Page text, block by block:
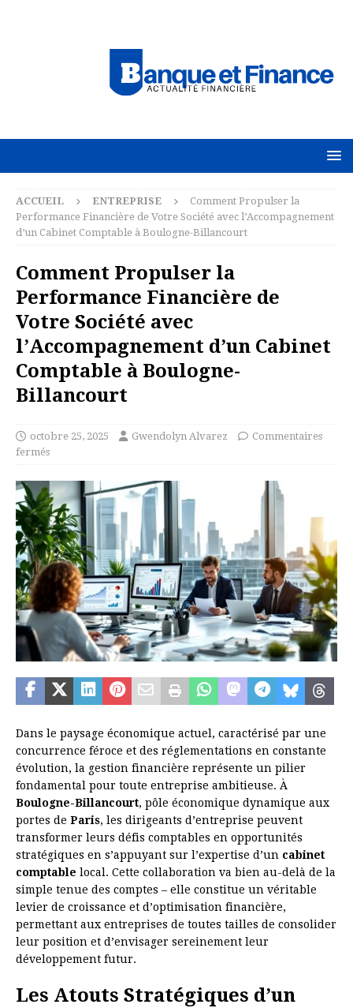
ACCUEIL ENTREPRISE
Comment Propulser la
Performance Financière de Votre Société avec l’Accompagnement
d’un Cabinet Comptable à Boulogne-Billancourt
Comment Propulser la
Performance Financière de
Votre Société avec
l’Accompagnement d’un Cabinet
Comptable à Boulogne-
Billancourt
octobre 25, 2025 Gwendolyn Alvarez
Commentaires
fermés
Dans le paysage économique actuel, caractérisé par une
concurrence féroce et des réglementations en constante
évolution, la gestion financière représente un pilier
fondamental pour toute entreprise ambitieuse. À
Boulogne-Billancourt, pôle économique dynamique aux
portes de Paris, les dirigeants d’entreprise peuvent
transformer leurs défis comptables en opportunités
stratégiques en s’appuyant sur l’expertise d’un cabinet
comptable local. Cette collaboration va bien au-delà de la
simple tenue des comptes – elle constitue un véritable
levier de croissance et d’optimisation financière,
permettant aux entreprises de toutes tailles de consolider
leur position et d’envisager sereinement leur
développement futur.
Les Atouts Stratégiques d’un